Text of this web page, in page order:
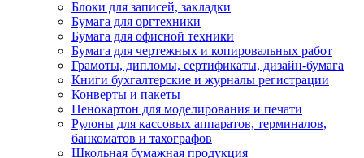
Блоки для записей, закладки
Бумага для оргтехники
Бумага для офисной техники
Бумага для чертежных и копировальных работ
Грамоты, дипломы, сертификаты, дизайн-бумага
Книги бухгалтерские и журналы регистрации
Конверты и пакеты
Пенокартон для моделирования и печати
Рулоны для кассовых аппаратов, терминалов,
банкоматов и тахографов
Школьная бумажная продукция